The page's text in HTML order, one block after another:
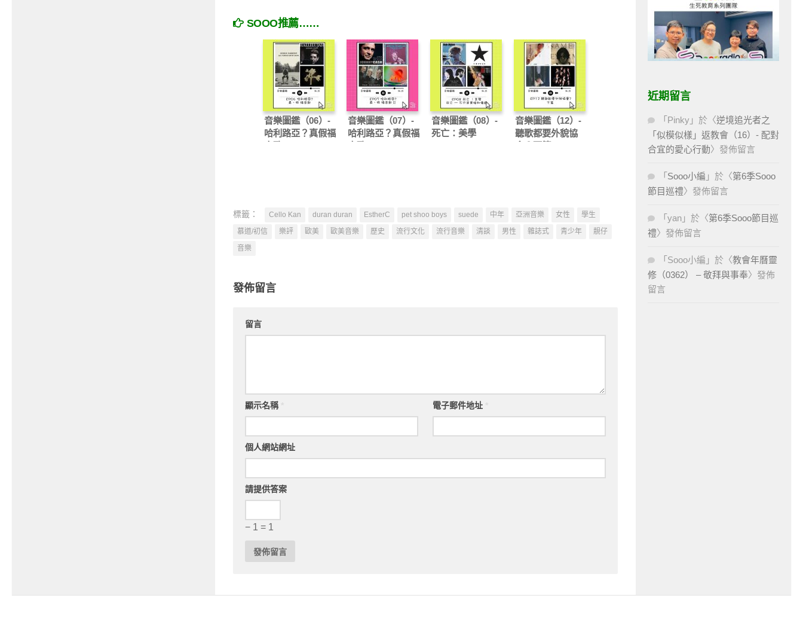
SOOO推薦……
音樂圖鑑（06）-
哈利路亞？真假福
音樂圖鑑（07）-
哈利路亞？真假福
音樂圖鑑（08）-
死亡：美學
音樂圖鑑（12）-
聽歌都要外貌協
標籤： Cello Kan duran duran EstherC pet shoo boys suede 中年 亞洲音樂 女性
學生
慕道/初信
樂評 歐美 歐美音樂 歷史 流行文化 流行音樂 清談 男性 雜誌式 青少年
靚仔
音樂
發佈留言
留言
顯示名稱 電子郵件地址
個人網站網址
請提供答案
− 1 = 1
近期留言
「 Pinky 」於〈逆境追光者之
「似模似樣」返教會（16）- 配對
合宜的愛心行動〉發佈留言
「 Sooo小編 」於〈第6季Sooo
節目巡禮〉發佈留言
「 yan 」於〈第6季Sooo節目巡
禮〉發佈留言
「 Sooo小編 」於〈教會年曆靈
修（0362） – 敬拜與事奉〉發佈
留言